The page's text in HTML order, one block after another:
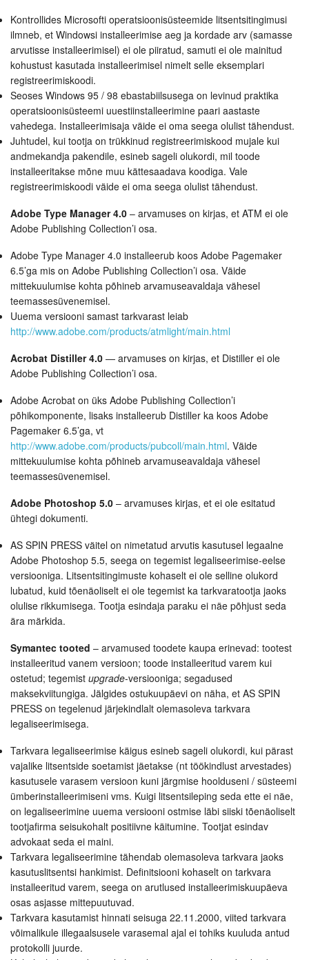
Kontrollides Microsofti operatsioonisüsteemide litsentsitingimusi
ilmneb, et Windowsi installeerimise aeg ja kordade arv (samasse
arvutisse installeerimisel) ei ole piiratud, samuti ei ole mainitud
kohustust kasutada installeerimisel nimelt selle eksemplari
registreerimiskoodi.
Seoses Windows 95 / 98 ebastabiilsusega on levinud praktika
operatsioonisüsteemi uuestiinstalleerimine paari aastaste
vahedega. Installeerimisaja väide ei oma seega olulist tähendust.
Juhtudel, kui tootja on trükkinud registreerimiskood mujale kui
andmekandja pakendile, esineb sageli olukordi, mil toode
installeeritakse mõne muu kättesaadava koodiga. Vale
registreerimiskoodi väide ei oma seega olulist tähendust.
Adobe Type Manager 4.0 – arvamuses on kirjas, et ATM ei ole
Adobe Publishing Collection’i osa.
Adobe Type Manager 4.0 installeerub koos Adobe Pagemaker
6.5’ga mis on Adobe Publishing Collection’i osa. Väide
mittekuulumise kohta põhineb arvamuseavaldaja vähesel
teemassesüvenemisel.
Uuema versiooni samast tarkvarast leiab
http://www.adobe.com/products/atmlight/main.html
Acrobat Distiller 4.0 — arvamuses on kirjas, et Distiller ei ole
Adobe Publishing Collection’i osa.
Adobe Acrobat on üks Adobe Publishing Collection’i
põhikomponente, lisaks installeerub Distiller ka koos Adobe
Pagemaker 6.5’ga, vt
http://www.adobe.com/products/pubcoll/main.html. Väide
mittekuulumise kohta põhineb arvamuseavaldaja vähesel
teemassesüvenemisel.
Adobe Photoshop 5.0 – arvamuses kirjas, et ei ole esitatud
ühtegi dokumenti.
AS SPIN PRESS väitel on nimetatud arvutis kasutusel legaalne
Adobe Photoshop 5.5, seega on tegemist legaliseerimise-eelse
versiooniga. Litsentsitingimuste kohaselt ei ole selline olukord
lubatud, kuid tõenäoliselt ei ole tegemist ka tarkvaratootja jaoks
olulise rikkumisega. Tootja esindaja paraku ei näe põhjust seda
ära märkida.
Symantec tooted – arvamused toodete kaupa erinevad: tootest
installeeritud vanem versioon; toode installeeritud varem kui
ostetud; tegemist upgrade-versiooniga; segadused
maksekviitungiga. Jälgides ostukuupäevi on näha, et AS SPIN
PRESS on tegelenud järjekindlalt olemasoleva tarkvara
legaliseerimisega.
Tarkvara legaliseerimise käigus esineb sageli olukordi, kui pärast
vajalike litsentside soetamist jäetakse (nt töökindlust arvestades)
kasutusele varasem versioon kuni järgmise hoolduseni / süsteemi
ümberinstalleerimiseni vms. Kuigi litsentsileping seda ette ei näe,
on legaliseerimine uuema versiooni ostmise läbi siiski tõenäoliselt
tootjafirma seisukohalt positiivne käitumine. Tootjat esindav
advokaat seda ei maini.
Tarkvara legaliseerimine tähendab olemasoleva tarkvara jaoks
kasutuslitsentsi hankimist. Definitsiooni kohaselt on tarkvara
installeeritud varem, seega on arutlused installeerimiskuupäeva
osas asjasse mittepuutuvad.
Tarkvara kasutamist hinnati seisuga 22.11.2000, viited tarkvara
võimalikule illegaalsusele varasemal ajal ei tohiks kuuluda antud
protokolli juurde.